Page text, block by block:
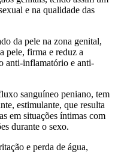
e na qualidade das
da pele na zona genital,
pele, firma e reduz a
anti-inflamatório e anti-
sanguíneo peniano, tem
estimulante, que resulta
em situações íntimas com
durante o sexo.
e perda de água,